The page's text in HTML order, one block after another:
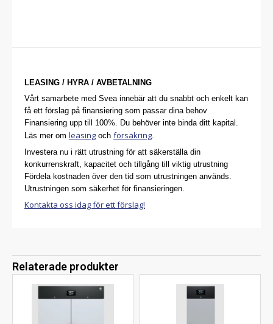
LEASING / HYRA / AVBETALNING
Vårt samarbete med Svea innebär att du snabbt och enkelt kan
få ett förslag på finansiering som passar dina behov
Finansiering upp till 100%. Du behöver inte binda ditt kapital.
Läs mer om leasing och försäkring.
Investera nu i rätt utrustning för att säkerställa din
konkurrenskraft, kapacitet och tillgång till viktig utrustning
Fördela kostnaden över den tid som utrustningen används.
Utrustningen som säkerhet för finansieringen.
Kontakta oss idag för ett förslag!
Relaterade produkter